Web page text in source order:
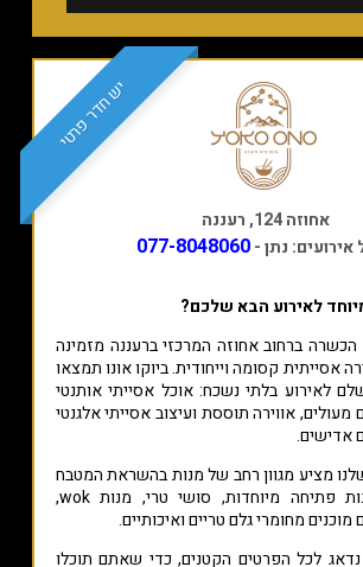
יש חדר פרטי
אחוזה 124, רעננה
אירועים: נתן -077-8048060
לאירוע הבא שלכם?
הכשרה ברחוב אחוזה המרכזי ברעננה מזמינה
אסייתית קסומה וייחודית. ביוקו אונו תמצאו
לאירוע בלתי נשכח: אוכל אסייתי אותנטי
מעולים, אווירה תוססת ועיצוב אסייתי אלגנטי
אדישים.
מציע מגוון רחב של מנות בהשראת המטבח
האסייתי, עם מנות פתיחה מיוחדות, סושי טרי, מנות wok,
מוכנים מחומרי גלם טריים ואיכותיים.
נדאג לכל הפרטים הקטנים, כדי שאתם תוכלו